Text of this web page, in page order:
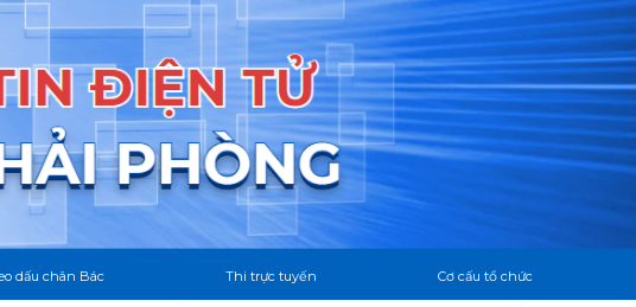
dấu chân Bác Thi trực tuyến Cơ cấu tổ chức